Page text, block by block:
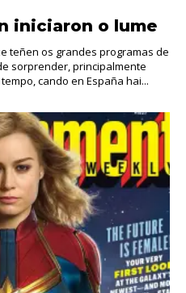
iniciaron o lume
teñen os grandes programas de
sorprender, principalmente
cando en España hai...